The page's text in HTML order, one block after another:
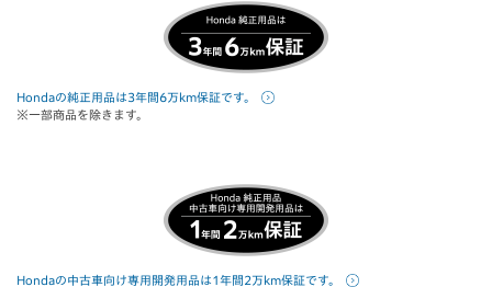
Hondaの純正用品は3年間6万km保証です。
※一部商品を除きます。
Hondaの中古車向け専用開発用品は1年間2万km保証です。